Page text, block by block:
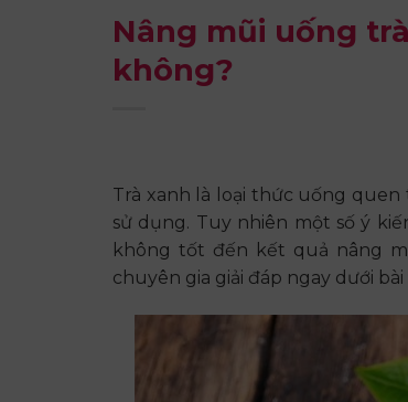
Nâng mũi uống
không?
Trà xanh là loại thức uống
sử dụng. Tuy nhiên một số ý
không tốt đến kết quả nâng
chuyên gia giải đáp ngay dưới bài